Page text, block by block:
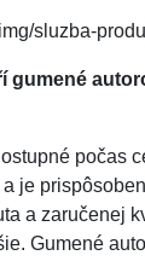
gumené
počas
je
a zaručenej
Gumené